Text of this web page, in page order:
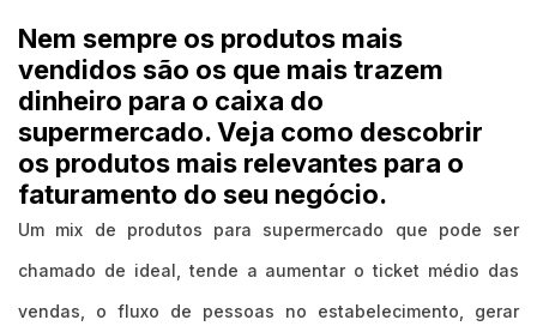
Nem sempre os produtos mais
vendidos são os que mais trazem
dinheiro para o caixa do
supermercado. Veja como descobrir
os produtos mais relevantes para o
faturamento do seu negócio.
Um mix de produtos para supermercado que pode ser
chamado de ideal, tende a aumentar o ticket médio das
vendas, o fluxo de pessoas no estabelecimento, gerar